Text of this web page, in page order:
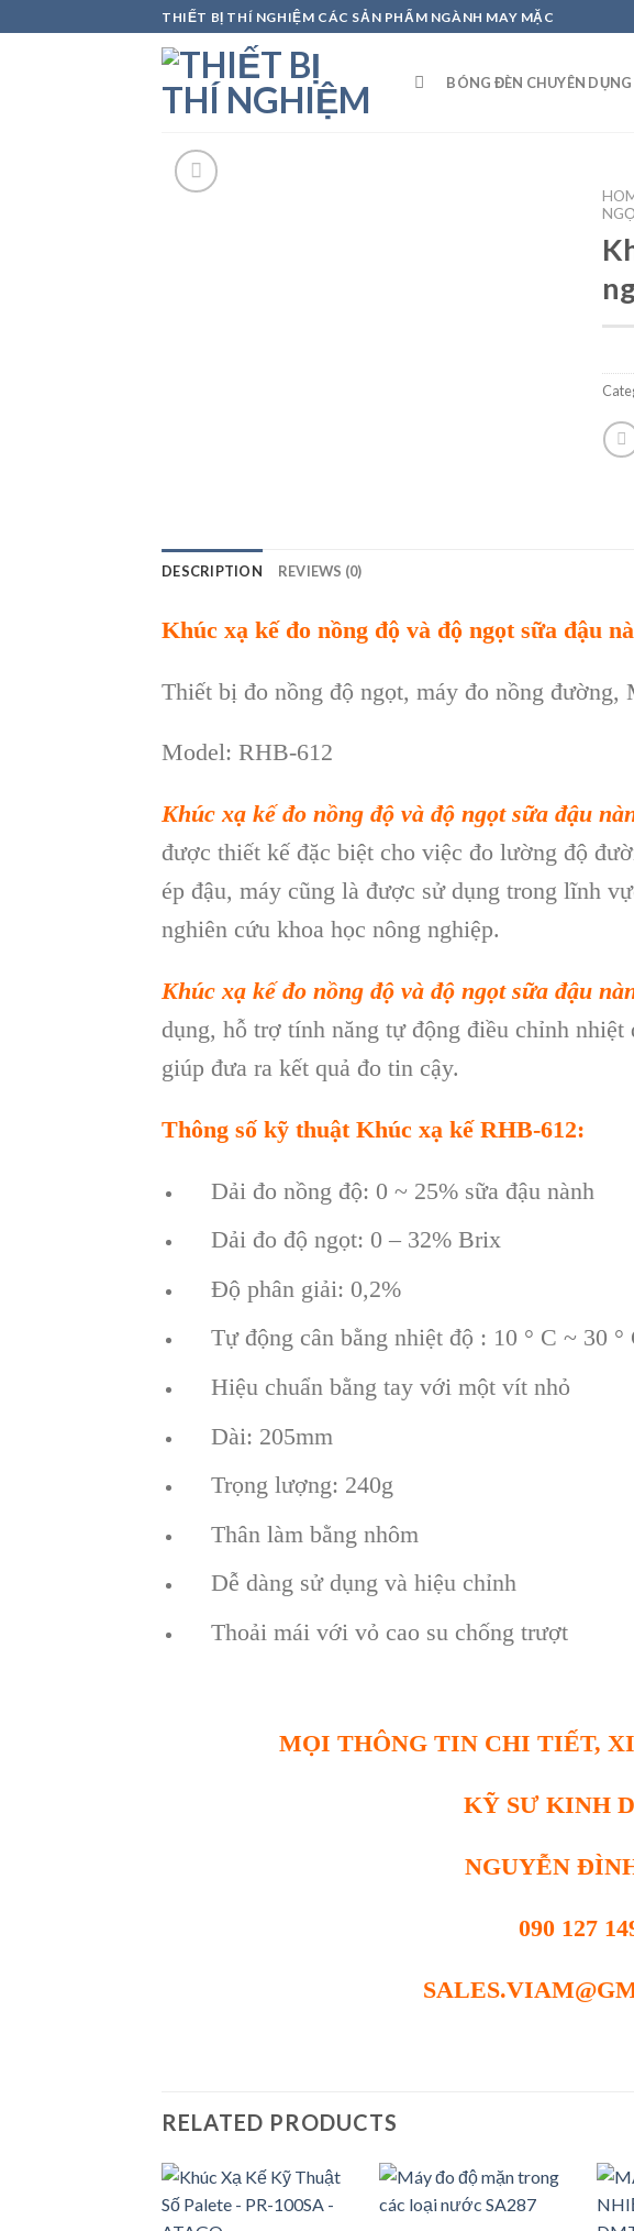
to
THIẾT BỊ THÍ NGHIỆM CÁC SẢN PHẨM NGÀNH MAY MẶC
BÓNG ĐÈN CHUYÊN DỤNG
DESCRIPTION REVIEWS (0)
Khúc xạ kế đo nồng độ và độ ngọt sữa đậu
Thiết bị đo nồng độ ngọt, máy đo nồng đường,
Model: RHB-612
Khúc xạ kế đo nồng độ và độ ngọt sữa đậu
được thiết kế đặc biệt cho việc đo lường độ
ép đậu, máy cũng là được sử dụng trong lĩnh
nghiên cứu khoa học nông nghiệp.
Khúc xạ kế đo nồng độ và độ ngọt sữa đậu
dụng, hỗ trợ tính năng tự động điều chỉnh
giúp đưa ra kết quả đo tin cậy.
Thông số kỹ thuật Khúc xạ kế RHB-612:
Dải đo nồng độ: 0 ~ 25% sữa đậu nành
Dải đo độ ngọt: 0 – 32% Brix
Độ phân giải: 0,2%
Tự động cân bằng nhiệt độ : 10 ° C ~ 30 °
Hiệu chuẩn bằng tay với một vít nhỏ
Dài: 205mm
Trọng lượng: 240g
Thân làm bằng nhôm
Dễ dàng sử dụng và hiệu chỉnh
Thoải mái với vỏ cao su chống trượt
MỌI THÔNG TIN CHI TIẾT,
KỸ SƯ KINH
NGUYỄN
090 127
RELATED PRODUCTS